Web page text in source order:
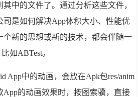
中的文件了。通过分析这些文件，
司是如何解决App体积大小、性能优
个新的思想或新的技术，都会伴随一
如ABTest。
App中的动画，会放在Apk包res/anim
App的动画效果时，按图索骥，直接